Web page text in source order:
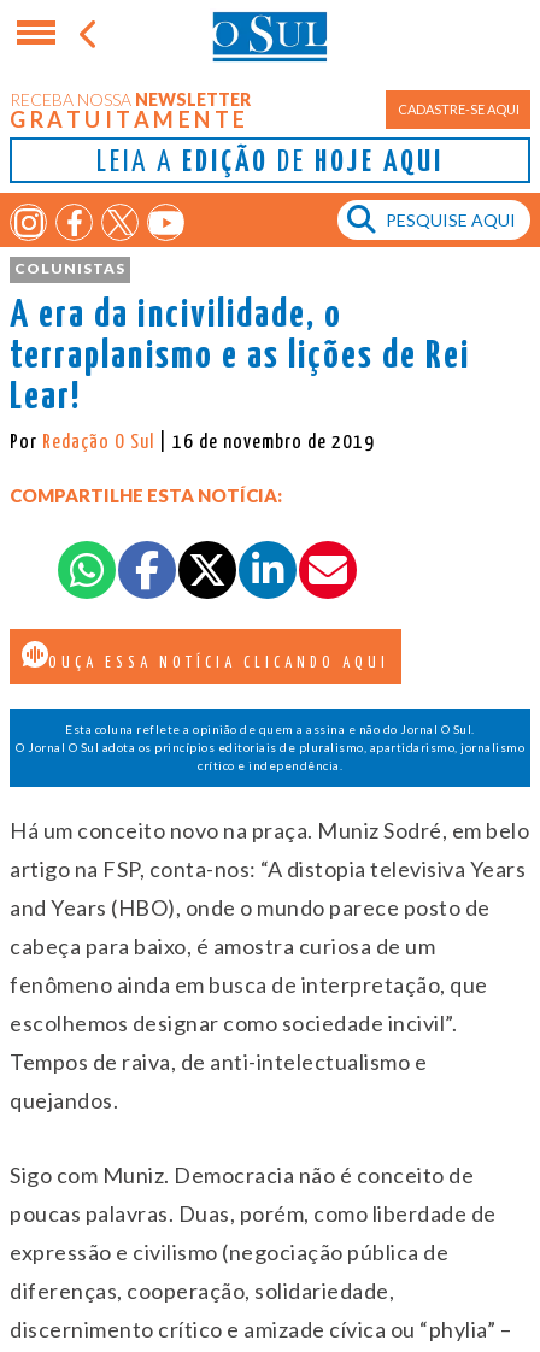
RECEBA NOSSA NEWSLETTER
GRATUITAMENTE CADASTRE-SE AQUI
LEIA A EDIÇÃO DE HOJE AQUI
COLUNISTAS
A era da incivilidade, o
terraplanismo e as lições de Rei
Lear!
Por Redação O Sul | 16 de novembro de 2019
COMPARTILHE ESTA NOTÍCIA:
OUÇA ESSA NOTÍCIA CLICANDO AQUI
Esta coluna reflete a opinião de quem a assina e não do Jornal O Sul.
O Jornal O Sul adota os princípios editoriais de pluralismo, apartidarismo, jornalismo
crítico e independência.
Há um conceito novo na praça. Muniz Sodré, em belo
artigo na FSP, conta-nos: “A distopia televisiva Years
and Years (HBO), onde o mundo parece posto de
cabeça para baixo, é amostra curiosa de um
fenômeno ainda em busca de interpretação, que
escolhemos designar como sociedade incivil”.
Tempos de raiva, de anti-intelectualismo e
quejandos.
Sigo com Muniz. Democracia não é conceito de
poucas palavras. Duas, porém, como liberdade de
expressão e civilismo (negociação pública de
diferenças, cooperação, solidariedade,
discernimento crítico e amizade cívica ou “phylia” –